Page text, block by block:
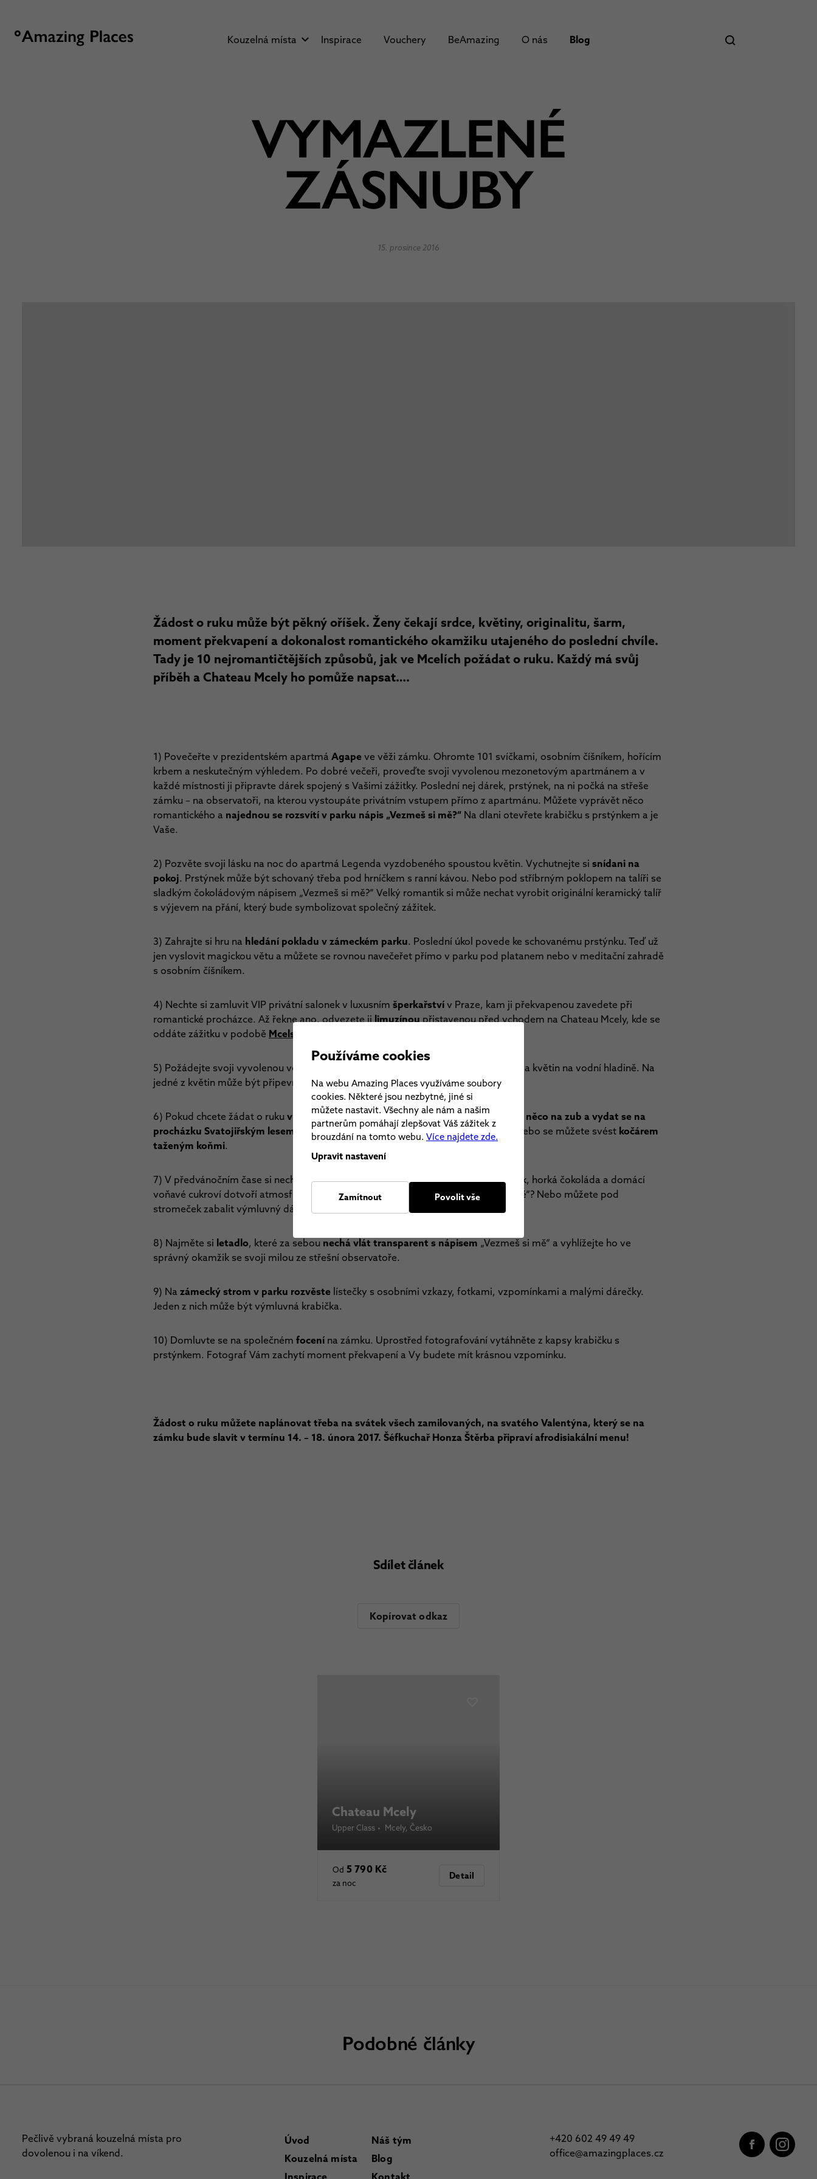
Kouzelná místa Inspirace Vouchery BeAmazing O nás Blog
VYMAZLENÉ
ZÁSNUBY
15. prosince 2016
Žádost o ruku může být pěkný oříšek. Ženy čekají srdce, květiny, originalitu, šarm,
moment překvapení a dokonalost romantického okamžiku utajeného do poslední chvíle.
Tady je 10 nejromantičtějších způsobů, jak ve Mcelích požádat o ruku. Každý má svůj
příběh a Chateau Mcely ho pomůže napsat….
1) Povečeřte v prezidentském apartmá Agapeve věži zámku. Ohromte 101 svíčkami, osobním číšníkem, hořícím
krbem a neskutečným výhledem. Po dobré večeři, proveďte svoji vyvolenou mezonetovým apartmánem a v
každé místnosti ji připravte dárek spojený s Vašimi zážitky. Poslední nej dárek, prstýnek, na ni počká na střeše
zámku – na observatoři, na kterou vystoupáte privátním vstupem přímo z apartmánu. Můžete vyprávět něco
romantického a najednou se rozsvítí v parku nápis „Vezmeš si mě?“ Na dlani otevřete krabičku s prstýnkem a je
Vaše.
2) Pozvěte svoji lásku na noc do apartmá Legenda vyzdobeného spoustou květin. Vychutnejte si snídani na
pokoj. Prstýnek může být schovaný třeba pod hrníčkem s ranní kávou. Nebo pod stříbrným poklopem na talíři se
sladkým čokoládovým nápisem „Vezmeš si mě?“ Velký romantik si může nechat vyrobit originální keramický talíř
s výjevem na přání, který bude symbolizovat společný zážitek.
3) Zahrajte si hru na hledání pokladu v zámeckém parku. Poslední úkol povede ke schovanému prstýnku. Teď už
jen vyslovit magickou větu a můžete se rovnou navečeřet přímo v parku pod platanem nebo v meditační zahradě
s osobním číšníkem.
4) Nechte si zamluvit VIP privátní salonek v luxusním šperkařstvív Praze, kam ji překvapenou zavedete při
romantické procházce. Až řekne ano, odvezete jilimuzínoupřistavenou před vchodem na Chateau Mcely, kde se
oddáte zážitku v podobě Mcelského elixíru lásky
5) Požádejte svoji vyvolenou ve venkovní
se spoustou svíček a květin na vodní hladině. Na
jedné z květin může být připevněná krabička s prstýnkem.
6) Pokud chcete žádat o ruku v zimě, je ideální si vzít dva poháry svařeného vína, něco na zub a vydat se na
procházku Svatojiřským lesem
. V tichu mezi stromy, Vaši žádost nepřeslechne. Nebo se můžete svést kočárem
taženým koňmi.
7) V předvánočním čase si nechte ozdobitstromečekpřímo do pokoje. Stromeček, horká čokoláda a domácí
voňavé cukroví dotvoří atmosféru. Jedna z ozdobiček ponese nápis „Vezmeš si mě“? Nebo můžete pod
stromeček zabalit výmluvný dáreček s prstýnkem.
8) Najměte si letadlo, které za sebou nechá vlát transparent s nápisem „Vezmeš si mě“ a vyhlížejte ho ve
správný okamžik se svoji milou ze střešní observatoře.
9) Na zámecký strom v parku rozvěste lístečky s osobními vzkazy, fotkami, vzpomínkami a malými dárečky.
Jeden z nich může být výmluvná krabička.
10) Domluvte se na společném focení na zámku. Uprostřed fotografování vytáhněte z kapsy krabičku s
prstýnkem. Fotograf Vám zachytí moment překvapení a Vy budete mít krásnou vzpomínku.
Žádost o ruku můžete naplánovat třeba na svátek všech zamilovaných, na svatého Valentýna, který se na
zámku bude slavit v termínu 14. – 18. února 2017. Šéfkuchař Honza Štěrba připraví afrodisiakální menu!
Sdílet článek
Kopírovat odkaz
Chateau Mcely
Upper Class • Mcely, Česko
Od 5 790 Kč
za noc
Detail
Podobné články
Pečlivě vybraná kouzelná místa pro
dovolenou i na víkend.
Úvod
Kouzelná místa
Náš tým
Blog
+420 602 49 49 49
office@amazingplaces.cz
Používáme cookies
Na webu Amazing Places využíváme soubory
cookies. Některé jsou nezbytné, jiné si
můžete nastavit. Všechny ale nám a našim
partnerům pomáhají zlepšovat Váš zážitek z
brouzdání na tomto webu. Více najdete zde.
Upravit nastavení
Zamítnout Povolit vše